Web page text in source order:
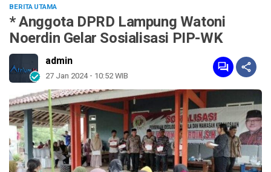
BERITA UTAMA
* Anggota DPRD Lampung Watoni
Noerdin Gelar Sosialisasi PIP-WK
admin
27 Jan 2024 - 10:52 WIB